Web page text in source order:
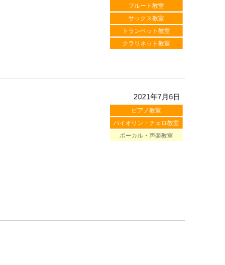
フルート教室
サックス教室
トランペット教室
クラリネット教室
2021年7月6日
ピアノ教室
バイオリン・チェロ教室
ボーカル・声楽教室